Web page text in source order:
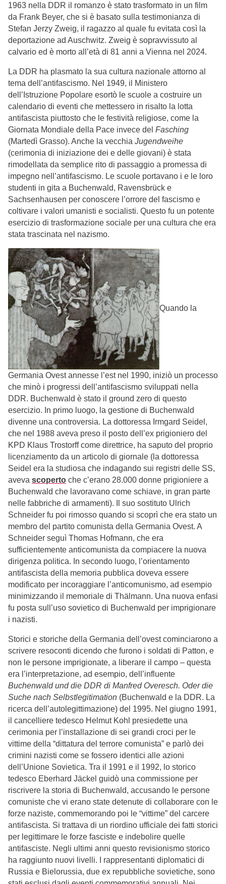
1963 nella DDR il romanzo è stato trasformato in un film
da Frank Beyer, che si è basato sulla testimonianza di
Stefan Jerzy Zweig, il ragazzo al quale fu evitata così la
deportazione ad Auschwitz. Zweig è sopravvissuto al
calvario ed è morto all’età di 81 anni a Vienna nel 2024.
La DDR ha plasmato la sua cultura nazionale attorno al
tema dell’antifascismo. Nel 1949, il Ministero
dell’Istruzione Popolare esortò le scuole a costruire un
calendario di eventi che mettessero in risalto la lotta
antifascista piuttosto che le festività religiose, come la
Giornata Mondiale della Pace invece del Fasching
(Martedì Grasso). Anche la vecchia Jugendweihe
(cerimonia di iniziazione dei e delle giovani) è stata
rimodellata da semplice rito di passaggio a promessa di
impegno nell’antifascismo. Le scuole portavano i e le loro
studenti in gita a Buchenwald, Ravensbrück e
Sachsenhausen per conoscere l’orrore del fascismo e
coltivare i valori umanisti e socialisti. Questo fu un potente
esercizio di trasformazione sociale per una cultura che era
stata trascinata nel nazismo.
Quando la
Germania Ovest annesse l’est nel 1990, iniziò un processo
che minò i progressi dell’antifascismo sviluppati nella
DDR. Buchenwald è stato il ground zero di questo
esercizio. In primo luogo, la gestione di Buchenwald
divenne una controversia. La dottoressa Irmgard Seidel,
che nel 1988 aveva preso il posto dell’ex prigioniero del
KPD Klaus Trostorff come direttrice, ha saputo del proprio
licenziamento da un articolo di giornale (la dottoressa
Seidel era la studiosa che indagando sui registri delle SS,
aveva scoperto che c’erano 28.000 donne prigioniere a
Buchenwald che lavoravano come schiave, in gran parte
nelle fabbriche di armamenti). Il suo sostituto Ulrich
Schneider fu poi rimosso quando si scoprì che era stato un
membro del partito comunista della Germania Ovest. A
Schneider seguì Thomas Hofmann, che era
sufficientemente anticomunista da compiacere la nuova
dirigenza politica. In secondo luogo, l’orientamento
antifascista della memoria pubblica doveva essere
modificato per incoraggiare l’anticomunismo, ad esempio
minimizzando il memoriale di Thälmann. Una nuova enfasi
fu posta sull’uso sovietico di Buchenwald per imprigionare
i nazisti.
Storici e storiche della Germania dell’ovest cominciarono a
scrivere resoconti dicendo che furono i soldati di Patton, e
non le persone imprigionate, a liberare il campo – questa
era l’interpretazione, ad esempio, dell’influente
Buchenwald und die DDR di Manfred Overesch. Oder die
Suche nach Selbstlegitimation (Buchenwald e la DDR. La
ricerca dell’autolegittimazione) del 1995. Nel giugno 1991,
il cancelliere tedesco Helmut Kohl presiedette una
cerimonia per l’installazione di sei grandi croci per le
vittime della “dittatura del terrore comunista” e parlò dei
crimini nazisti come se fossero identici alle azioni
dell’Unione Sovietica. Tra il 1991 e il 1992, lo storico
tedesco Eberhard Jäckel guidò una commissione per
riscrivere la storia di Buchenwald, accusando le persone
comuniste che vi erano state detenute di collaborare con le
forze naziste, commemorando poi le “vittime” del carcere
antifascista. Si trattava di un riordino ufficiale dei fatti storici
per legittimare le forze fasciste e indebolire quelle
antifasciste. Negli ultimi anni questo revisionismo storico
ha raggiunto nuovi livelli. I rappresentanti diplomatici di
Russia e Bielorussia, due ex repubbliche sovietiche, sono